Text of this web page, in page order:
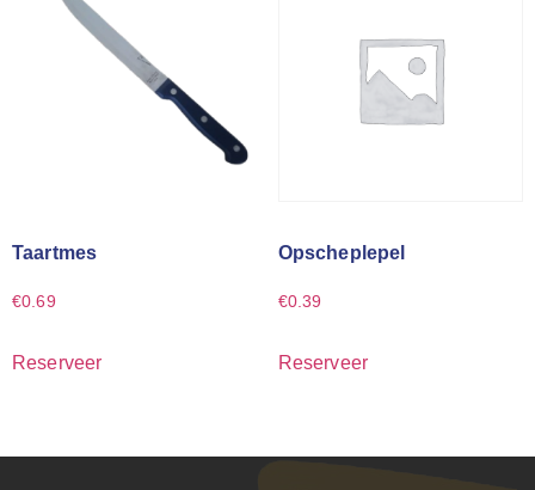
Taartmes
€0.69
Reserveer
Opscheplepel
€0.39
Reserveer